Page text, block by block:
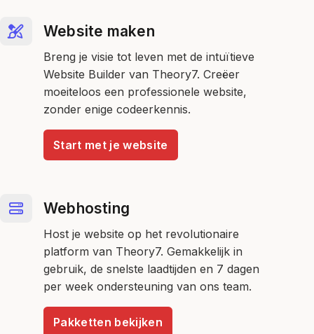
Website maken
Breng je visie tot leven met de intuïtieve
Website Builder van Theory7. Creëer
moeiteloos een professionele website,
zonder enige codeerkennis.
Start met je website
Webhosting
Host je website op het revolutionaire
platform van Theory7. Gemakkelijk in
gebruik, de snelste laadtijden en 7 dagen
per week ondersteuning van ons team.
Pakketten bekijken